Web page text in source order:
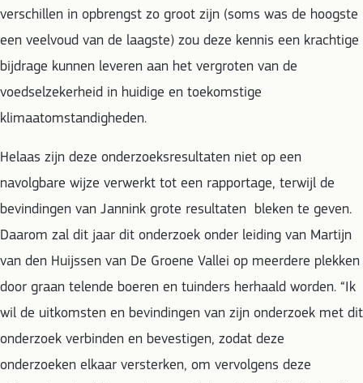
verschillen in opbrengst zo groot zijn (soms was de hoogste
een veelvoud van de laagste) zou deze kennis een krachtige
bijdrage kunnen leveren aan het vergroten van de
voedselzekerheid in huidige en toekomstige
klimaatomstandigheden.
Helaas zijn deze onderzoeksresultaten niet op een
navolgbare wijze verwerkt tot een rapportage, terwijl de
bevindingen van Jannink grote resultaten bleken te geven.
Daarom zal dit jaar dit onderzoek onder leiding van Martijn
van den Huijssen van De Groene Vallei op meerdere plekken
door graan telende boeren en tuinders herhaald worden. “Ik
wil de uitkomsten en bevindingen van zijn onderzoek met dit
onderzoek verbinden en bevestigen, zodat deze
onderzoeken elkaar versterken, om vervolgens deze